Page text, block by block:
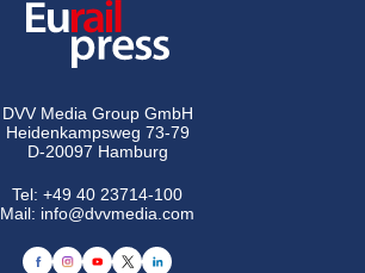
DVV Media Group GmbH
Heidenkampsweg 73-79
D-20097 Hamburg
Tel:+49 40 23714-100
Mail: info@dvvmedia.com